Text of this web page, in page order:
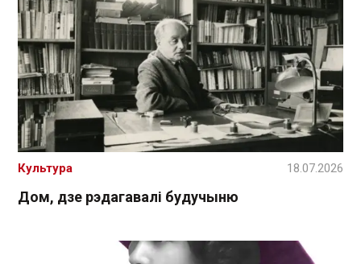
Дом, дзе рэдагавалі будучыню
Культура 18.07.2026